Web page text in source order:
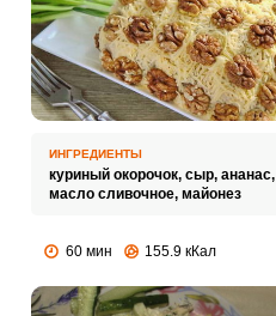
ИНГРЕДИЕНТЫ
куриный окорочок, сыр, ананас,
масло сливочное, майонез
60 мин 155.9 кКал